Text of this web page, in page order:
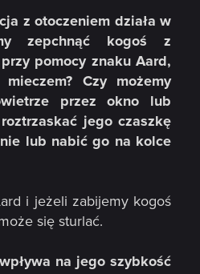
z otoczeniem działa w
zepchnąć kogoś z
pomocy znaku Aard,
Czy możemy
przez okno lub
jego czaszkę
lub nabić go na kolce
i jeżeli zabijemy kogoś
się sturlać.
na jego szybkość